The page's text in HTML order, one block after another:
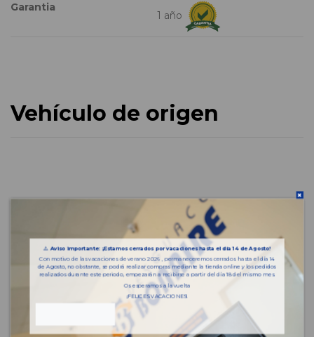
Garantia
1 año
Vehículo de origen
⚠️ Aviso importante: ¡Estamos cerrados por vacaciones hasta el día 14 de Agosto!
Con motivo de las vacaciones de verano 2026 , permaneceremos cerrados hasta el día 14
de Agosto, no obstante, se podrá realizar compras mediante la tienda online y los pedidos
realizados durante este periodo, empezarán a recibirse a partir del día 18 del mismo mes.
Os esperamos a la vuelta
¡FELICES VACACIONES!